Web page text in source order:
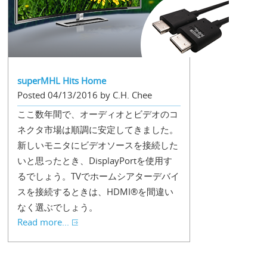
superMHL Hits Home
Posted 04/13/2016 by C.H. Chee
ここ数年間で、オーディオとビデオのコ
ネクタ市場は順調に安定してきました。
新しいモニタにビデオソースを接続した
いと思ったとき、DisplayPortを使用す
るでしょう。TVでホームシアターデバイ
スを接続するときは、HDMI®を間違い
なく選ぶでしょう。
Read more...